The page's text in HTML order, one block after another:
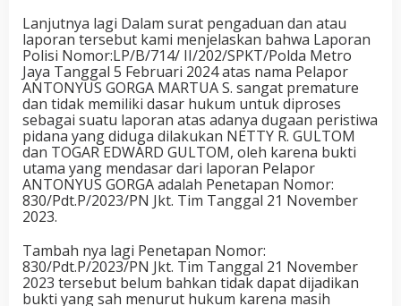
Lanjutnya lagi Dalam surat pengaduan dan atau
laporan tersebut kami menjelaskan bahwa Laporan
Polisi Nomor:LP/B/714/ II/202/SPKT/Polda Metro
Jaya Tanggal 5 Februari 2024 atas nama Pelapor
ANTONYUS GORGA MARTUA S. sangat premature
dan tidak memiliki dasar hukum untuk diproses
sebagai suatu laporan atas adanya dugaan peristiwa
pidana yang diduga dilakukan NETTY R. GULTOM
dan TOGAR EDWARD GULTOM, oleh karena bukti
utama yang mendasar dari laporan Pelapor
ANTONYUS GORGA adalah Penetapan Nomor:
830/Pdt.P/2023/PN Jkt. Tim Tanggal 21 November
2023.
Tambah nya lagi Penetapan Nomor:
830/Pdt.P/2023/PN Jkt. Tim Tanggal 21 November
2023 tersebut belum bahkan tidak dapat dijadikan
bukti yang sah menurut hukum karena masih